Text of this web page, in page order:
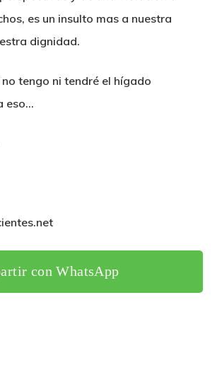
es un insulto mas a nuestra
dignidad.
tengo ni tendré el hígado
eso…
con WhatsApp